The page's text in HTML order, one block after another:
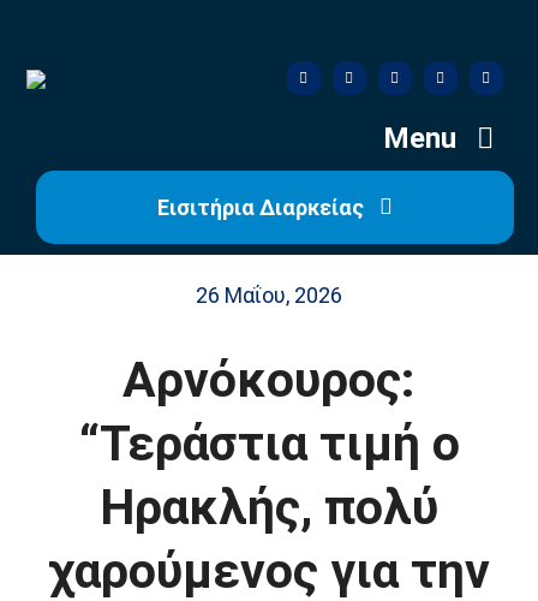
content
Menu
Ιστορία
Η Ομάδα
Η Διοίκηση
Εισιτήρια Διαρκείας
26 Μαΐου, 2026
Αρνόκουρος:
“Τεράστια τιμή ο
Ηρακλής, πολύ
χαρούμενος για την